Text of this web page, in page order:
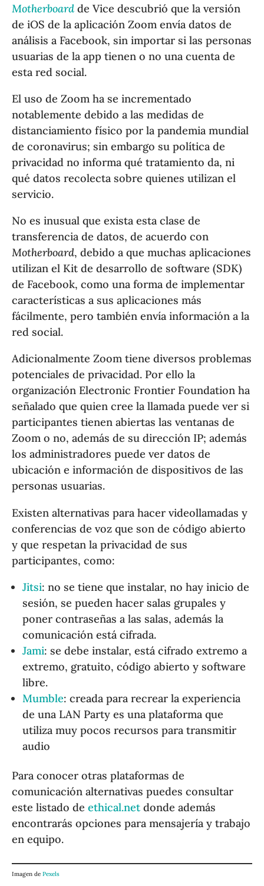
Motherboard de Vice descubrió que la versión
de iOS de la aplicación Zoom envía datos de
análisis a Facebook, sin importar si las personas
usuarias de la app tienen o no una cuenta de
esta red social.
El uso de Zoom ha se incrementado
notablemente debido a las medidas de
distanciamiento físico por la pandemia mundial
de coronavirus; sin embargo su política de
privacidad no informa qué tratamiento da, ni
qué datos recolecta sobre quienes utilizan el
servicio.
No es inusual que exista esta clase de
transferencia de datos, de acuerdo con
Motherboard, debido a que muchas aplicaciones
utilizan el Kit de desarrollo de software (SDK)
de Facebook, como una forma de implementar
características a sus aplicaciones más
fácilmente, pero también envía información a la
red social.
Adicionalmente Zoom tiene diversos problemas
potenciales de privacidad. Por ello la
organización Electronic Frontier Foundation ha
señalado que quien cree la llamada puede ver si
participantes tienen abiertas las ventanas de
Zoom o no, además de su dirección IP; además
los administradores puede ver datos de
ubicación e información de dispositivos de las
personas usuarias.
Existen alternativas para hacer videollamadas y
conferencias de voz que son de código abierto
y que respetan la privacidad de sus
participantes, como:
Jitsi: no se tiene que instalar, no hay inicio de
sesión, se pueden hacer salas grupales y
poner contraseñas a las salas, además la
comunicación está cifrada.
Jami: se debe instalar, está cifrado extremo a
extremo, gratuito, código abierto y software
libre.
Mumble: creada para recrear la experiencia
de una LAN Party es una plataforma que
utiliza muy pocos recursos para transmitir
audio
Para conocer otras plataformas de
comunicación alternativas puedes consultar
este listado deethical.net donde además
encontrarás opciones para mensajería y trabajo
en equipo.
Imagen dePexels